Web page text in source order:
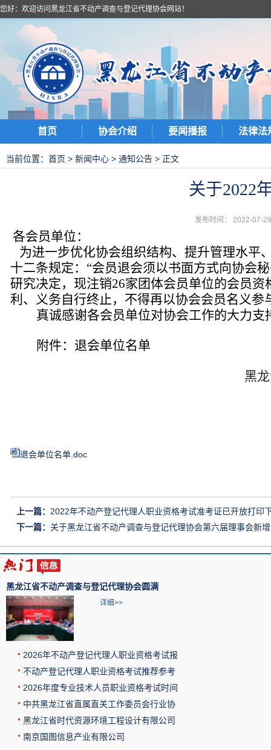
您好：欢迎访问黑龙江省不动产调查与登记代理协会网站！
首页 协会介绍 要闻播报 法律法
当前位置： 首页 > 新闻中心 > 通知公告 > 正文
关于2022
发布时间： 2022-07-
各会员单位：
为进一步优化协会组织结构、提升管理水平
十二条规定：“会员退会须以书面方式向协会
研究决定，现注销26家团体会员单位的会员
利、义务自行终止，不得再以协会会员名义参
真诚感谢各会员单位对协会工作的大力支
附件： 退会单位名单
黑
退会单位名单.doc
上一篇： 2022年不动产登记代理人职业资格考试准考证已开放打印
下一篇： 关于黑龙江省不动产调查与登记代理协会第六届理事会新
黑龙江省不动产调查与登记代理协会圆满
详细>>
2026年不动产登记代理人职业资格考试报
不动产登记代理人职业资格考试推荐参考
2026年度专业技术人员职业资格考试时间
中共黑龙江省直属直关工作委员会行业协
黑龙江省时代资源环境工程设计有限公司
南京国图信息产业有限公司